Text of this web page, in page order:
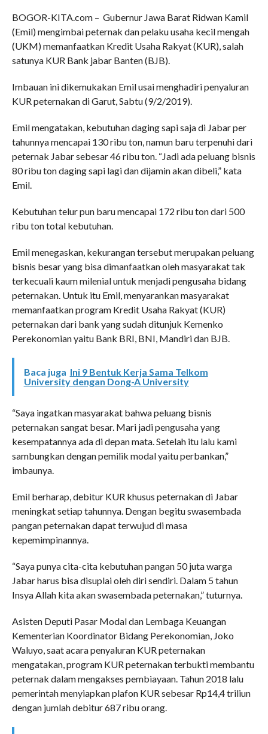
BOGOR-KITA.com – Gubernur Jawa Barat Ridwan Kamil
(Emil) mengimbai peternak dan pelaku usaha kecil mengah
(UKM) memanfaatkan Kredit Usaha Rakyat (KUR), salah
satunya KUR Bank jabar Banten (BJB).
Imbauan ini dikemukakan Emil usai menghadiri penyaluran
KUR peternakan di Garut, Sabtu (9/2/2019).
Emil mengatakan, kebutuhan daging sapi saja di Jabar per
tahunnya mencapai 130 ribu ton, namun baru terpenuhi dari
peternak Jabar sebesar 46 ribu ton. “Jadi ada peluang bisnis
80 ribu ton daging sapi lagi dan dijamin akan dibeli,” kata
Emil.
Kebutuhan telur pun baru mencapai 172 ribu ton dari 500
ribu ton total kebutuhan.
Emil menegaskan, kekurangan tersebut merupakan peluang
bisnis besar yang bisa dimanfaatkan oleh masyarakat tak
terkecuali kaum milenial untuk menjadi pengusaha bidang
peternakan. Untuk itu Emil, menyarankan masyarakat
memanfaatkan program Kredit Usaha Rakyat (KUR)
peternakan dari bank yang sudah ditunjuk Kemenko
Perekonomian yaitu Bank BRI, BNI, Mandiri dan BJB.
Baca juga Ini 9 Bentuk Kerja Sama Telkom
University dengan Dong-A University
“Saya ingatkan masyarakat bahwa peluang bisnis
peternakan sangat besar. Mari jadi pengusaha yang
kesempatannya ada di depan mata. Setelah itu lalu kami
sambungkan dengan pemilik modal yaitu perbankan,”
imbaunya.
Emil berharap, debitur KUR khusus peternakan di Jabar
meningkat setiap tahunnya. Dengan begitu swasembada
pangan peternakan dapat terwujud di masa
kepemimpinannya.
“Saya punya cita-cita kebutuhan pangan 50 juta warga
Jabar harus bisa disuplai oleh diri sendiri. Dalam 5 tahun
Insya Allah kita akan swasembada peternakan,” tuturnya.
Asisten Deputi Pasar Modal dan Lembaga Keuangan
Kementerian Koordinator Bidang Perekonomian, Joko
Waluyo, saat acara penyaluran KUR peternakan
mengatakan, program KUR peternakan terbukti membantu
peternak dalam mengakses pembiayaan. Tahun 2018 lalu
pemerintah menyiapkan plafon KUR sebesar Rp14,4 triliun
dengan jumlah debitur 687 ribu orang.